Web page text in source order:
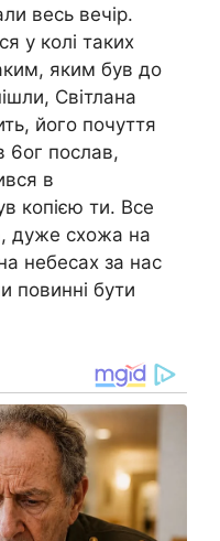
весь вечір.
у колі таких
яким був до
Світлана
його почуття
6ог послав,
в
копією ти. Все
дуже схожа на
нeбecax за нас
повинні бути